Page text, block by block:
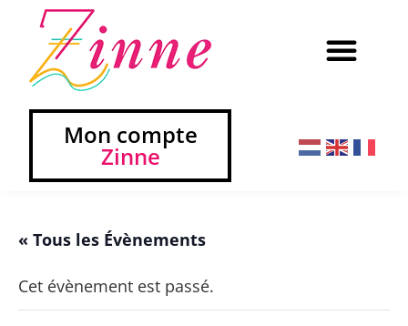
Mon compte
Zinne
« Tous les Évènements
Cet évènement est passé.